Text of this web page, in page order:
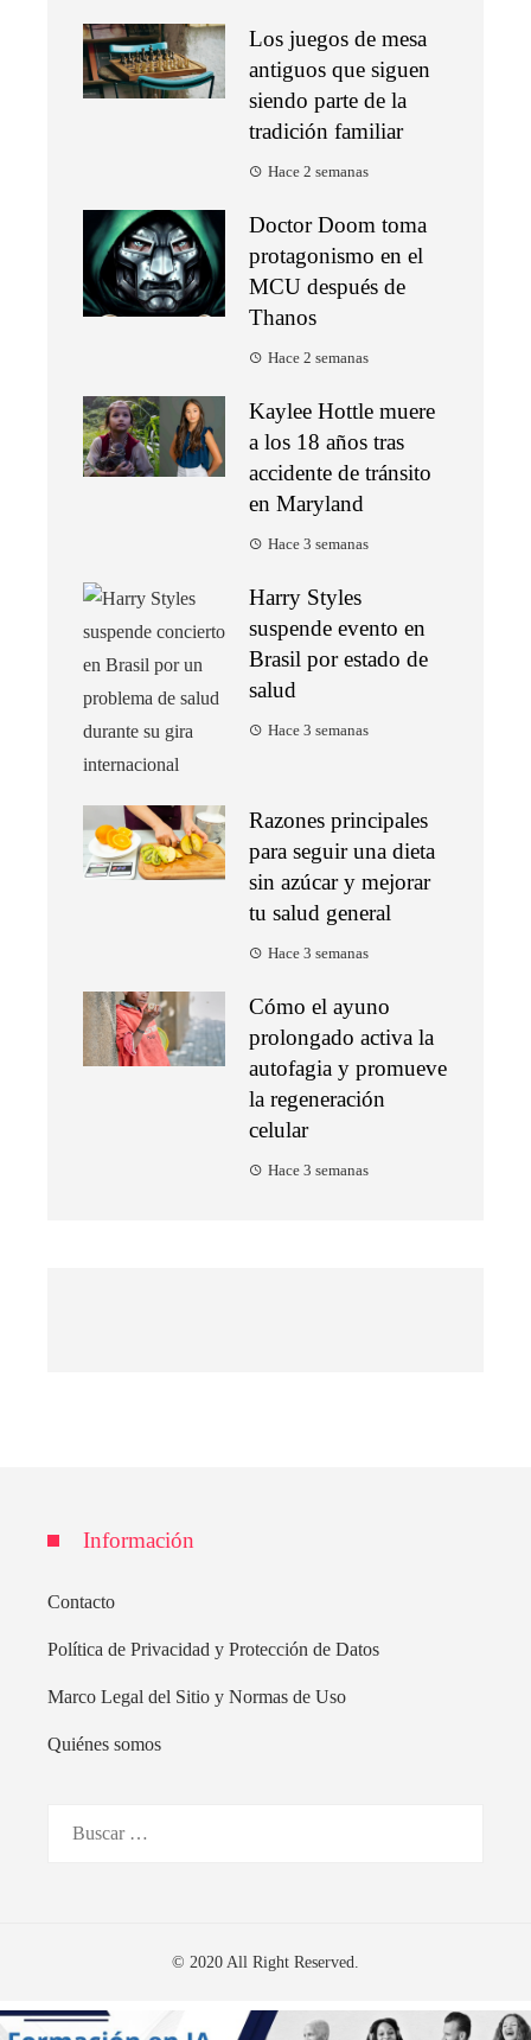
Los juegos de mesa
antiguos que siguen
siendo parte de la
tradición familiar
Hace 2 semanas
Doctor Doom toma
protagonismo en el
MCU después de
Thanos
Hace 2 semanas
Kaylee Hottle muere
a los 18 años tras
accidente de tránsito
en Maryland
Hace 3 semanas
Harry Styles
suspende evento en
Brasil por estado de
salud
Hace 3 semanas
Razones principales
para seguir una dieta
sin azúcar y mejorar
tu salud general
Hace 3 semanas
Cómo el ayuno
prolongado activa la
autofagia y promueve
la regeneración
celular
Hace 3 semanas
Información
Contacto
Política de Privacidad y Protección de Datos
Marco Legal del Sitio y Normas de Uso
Quiénes somos
© 2020 All Right Reserved.